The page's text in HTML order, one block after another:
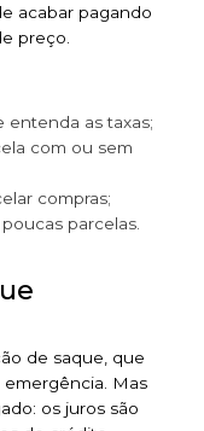
acabar pagando
preço.
entenda as taxas;
com ou sem
compras;
parcelas.
de saque, que
Mas
os juros são